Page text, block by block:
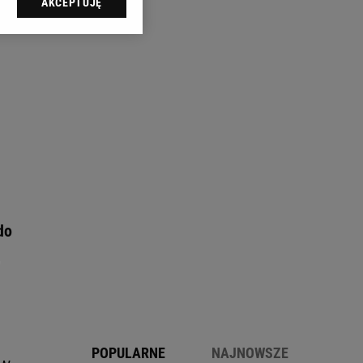
POPULARNE NAJNOWSZE
sp. z o.o., jej
swoje preferencje
reklam i treści,